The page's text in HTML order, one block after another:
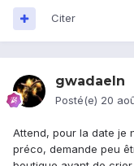
Citer
gwadaeln
Posté(e) 20
Attend, pour la date je
préco, demande peu